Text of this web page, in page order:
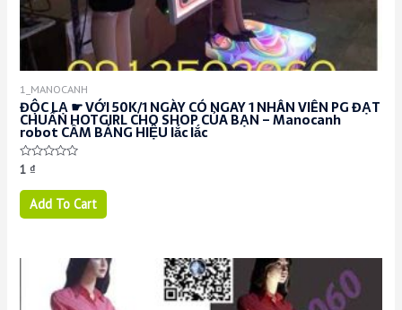
1_MANOCANH
ĐỘC LẠ ☛ VỚI 50K/1 NGÀY CÓ NGAY 1 NHÂN VIÊN PG ĐẠT
CHUẨN HOTGIRL CHO SHOP CỦA BẠN – Manocanh
robot CẦM BẢNG HIỆU lắc lắc
Rated
0
out
1₫
Add To Cart